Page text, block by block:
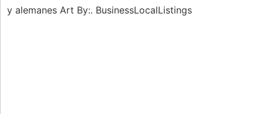
y alemanes Art By:. BusinessLocalListings